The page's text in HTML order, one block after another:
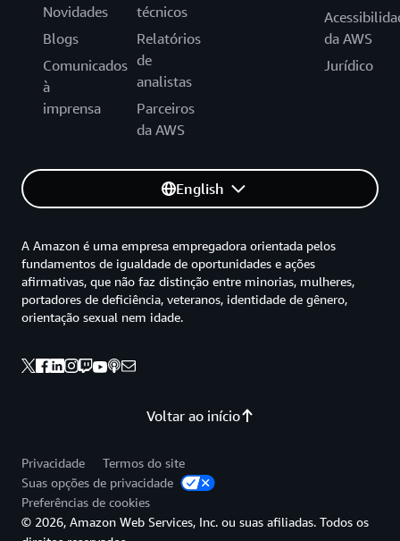
Novidades
Blogs
Comunicados
à
imprensa
técnicos
Relatórios
de
analistas
Parceiros
da AWS
da AWS
Jurídico
English
Voltar ao início
A Amazon é uma empresa empregadora orientada pelos
fundamentos de igualdade de oportunidades e ações
afirmativas, que não faz distinção entre minorias, mulheres,
portadores de deficiência, veteranos, identidade de gênero,
orientação sexual nem idade.
Privacidade
Termos do site
Suas opções de privacidade
Preferências de cookies
© 2026, Amazon Web Services, Inc. ou suas afiliadas. Todos os